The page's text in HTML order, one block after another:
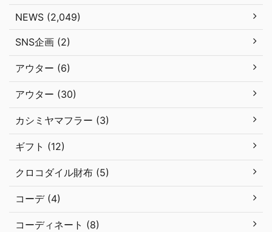
NEWS (2,049)
SNS企画 (2)
アウター (6)
アウター (30)
カシミヤマフラー (3)
ギフト (12)
クロコダイル財布 (5)
コーデ (4)
コーディネート (8)